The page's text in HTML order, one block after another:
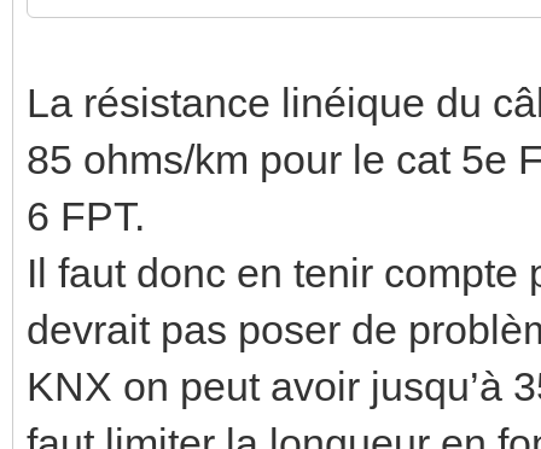
La résistance linéique du
85 ohms/km pour le cat 5e
6 FPT.
Il faut donc en tenir
devrait pas poser de
KNX on peut avoir jusqu’à